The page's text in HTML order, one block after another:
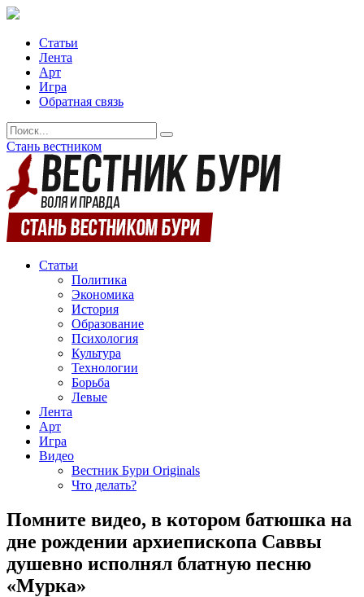
Статьи
Лента
Арт
Игра
Обратная связь
Стань вестником
Статьи
Политика
Экономика
История
Образование
Психология
Культура
Технологии
Борьба
Левые
Лента
Арт
Игра
Видео
Вестник Бури Originals
Что делать?
Помните видео, в котором батюшка на
дне рождении архиепископа Саввы
душевно исполнял блатную песню
«Мурка»